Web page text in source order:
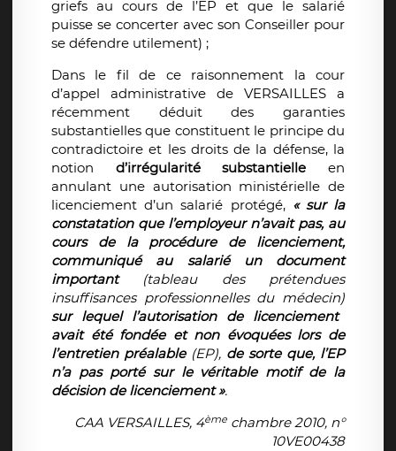
griefs au cours de l’EP et que le salarié
puisse se concerter avec son Conseiller pour
se défendre utilement) ;
Dans le fil de ce raisonnement la cour
d’appel administrative de VERSAILLES a
récemment déduit des garanties
substantielles que constituent le principe du
contradictoire et les droits de la défense, la
notion d’irrégularité substantielleen
annulant une autorisation ministérielle de
licenciement d’un salarié protégé, « sur la
constatation que l’employeur n’avait pas, au
cours de la procédure de licenciement,
communiqué au salarié un document
important (tableau des prétendues
insuffisances professionnelles du médecin)
sur lequel l’autorisation de licenciement
avait été fondée et non évoquées lors de
l’entretien préalable (EP), de sorte que, l’EP
n’a pas porté sur le véritable motif de la
décision de licenciement ».
CAA VERSAILLES, 4ème chambre 2010, n°
10VE00438